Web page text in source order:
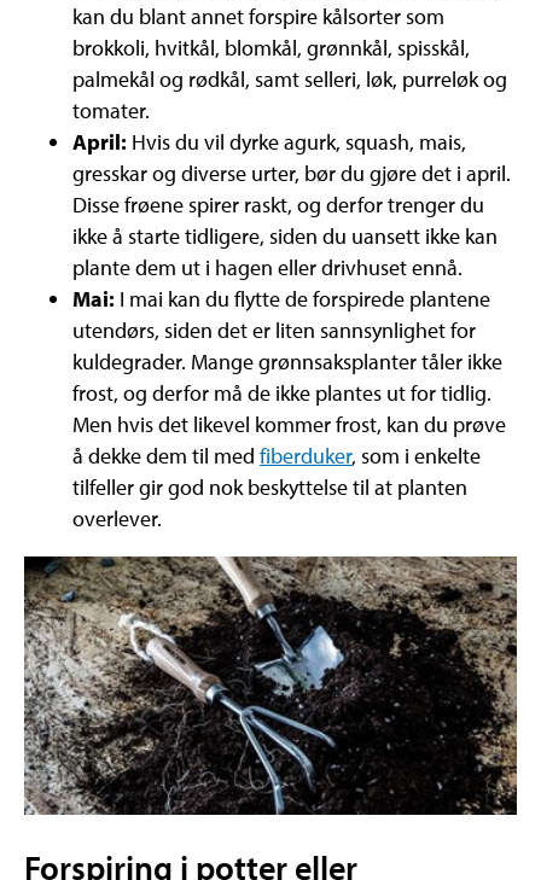
kan du blant annet forspire kålsorter som
brokkoli, hvitkål, blomkål, grønnkål, spisskål,
palmekål og rødkål, samt selleri, løk, purreløk og
tomater.
April: Hvis du vil dyrke agurk, squash, mais,
gresskar og diverse urter, bør du gjøre det i april.
Disse frøene spirer raskt, og derfor trenger du
ikke å starte tidligere, siden du uansett ikke kan
plante dem ut i hagen eller drivhuset ennå.
Mai: I mai kan du flytte de forspirede plantene
utendørs, siden det er liten sannsynlighet for
kuldegrader. Mange grønnsaksplanter tåler ikke
frost, og derfor må de ikke plantes ut for tidlig.
Men hvis det likevel kommer frost, kan du prøve
å dekke dem til med fiberduker, som i enkelte
tilfeller gir god nok beskyttelse til at planten
overlever.
Forspiring i potter eller